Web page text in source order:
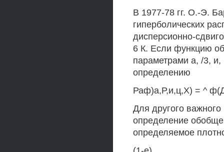
В 1977-78 гг. О.-Э.
гиперболических
дисперсионно-
6 К. Если функцию
параметрами а, /3, и,
определению
Раф)а,Р,и,ц,Х) = ^
Для другого
определение
определяемое